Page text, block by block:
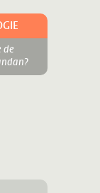
de